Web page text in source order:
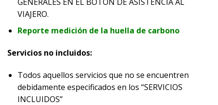
VIAJERO.
Reporte medición de la huella de carbono
Servicios no incluidos:
Todos aquellos servicios que no se encuentren
debidamente especificados en los “SERVICIOS
INCLUIDOS”